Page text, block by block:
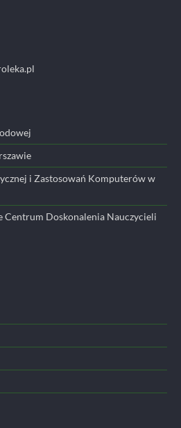
i Zastosowań Komputerów w
Centrum Doskonalenia Nauczycieli